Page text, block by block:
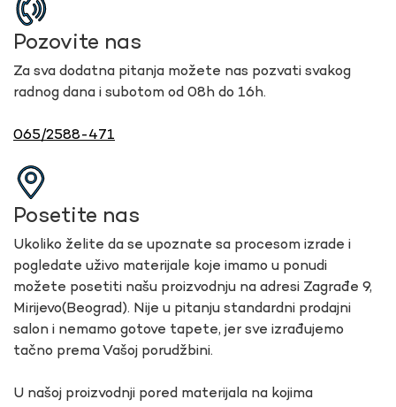
Pozovite nas
Za sva dodatna pitanja možete nas pozvati svakog
radnog dana i subotom od 08h do 16h.
065/2588-471
Posetite nas
Ukoliko želite da se upoznate sa procesom izrade i
pogledate uživo materijale koje imamo u ponudi
možete posetiti našu proizvodnju na adresi Zagrađe 9,
Mirijevo(Beograd). Nije u pitanju standardni prodajni
salon i nemamo gotove tapete, jer sve izrađujemo
tačno prema Vašoj porudžbini.
U našoj proizvodnji pored materijala na kojima